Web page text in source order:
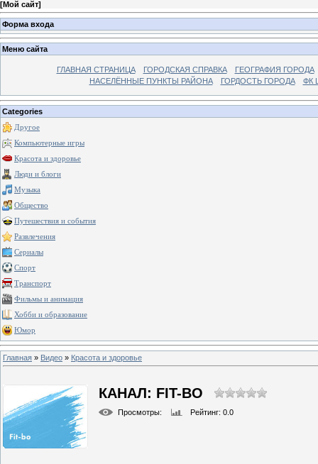
[Мой сайт]
Форма входа
Меню сайта
ГЛАВНАЯ СТРАНИЦА ГОРОДСКАЯ СПРАВКА
ГЕОГРАФИЯ ГОРОДА
НАСЕЛЁННЫЕ ПУНКТЫ РАЙОНА
ГОРДОСТЬ ГОРОДА ФК
Categories
Другое
Компьютерные игры
Красота и здоровье
Люди и блоги
Музыка
Общество
Путешествия и события
Развлечения
Сериалы
Спорт
Транспорт
Фильмы и анимация
Хобби и образование
Юмор
Главная » Видео » Красота и здоровье
КАНАЛ: FIT-BO
Просмотры: Рейтинг: 0.0